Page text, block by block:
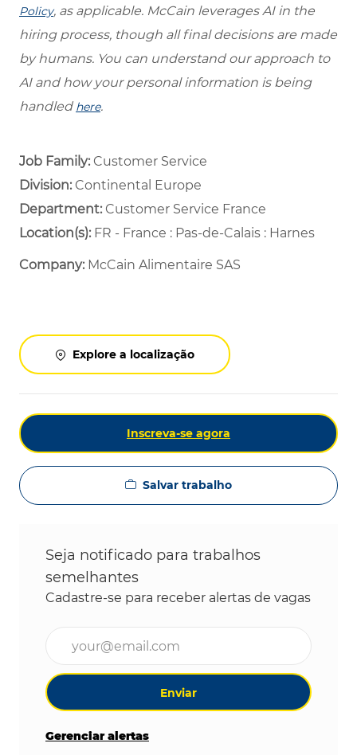
Policy, as applicable. McCain leverages AI in the
hiring process, though all final decisions are made
by humans. You can understand our approach to
AI and how your personal information is being
handled here.
Job Family: Customer Service
Division: Continental Europe
Department: ​ Customer Service France ​
Location(s):FR - France : Pas-de-Calais : Harnes
Company: McCain Alimentaire SAS
Explore a localização
Inscreva-se agora
Salvar trabalho
Seja notificado para trabalhos
semelhantes
Cadastre-se para receber alertas de vagas
Enviar
Gerenciar alertas